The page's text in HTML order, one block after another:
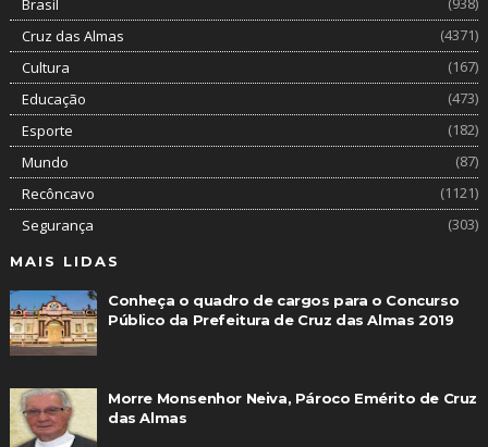
Brasil
Cruz das Almas
(4371)
Cultura
(167)
Educação
(473)
Esporte
(182)
Mundo
(87)
Recôncavo
(1121)
Segurança
(303)
MAIS LIDAS
Conheça o quadro de cargos para o Concurso
Público da Prefeitura de Cruz das Almas 2019
Morre Monsenhor Neiva, Pároco Emérito de Cruz
das Almas